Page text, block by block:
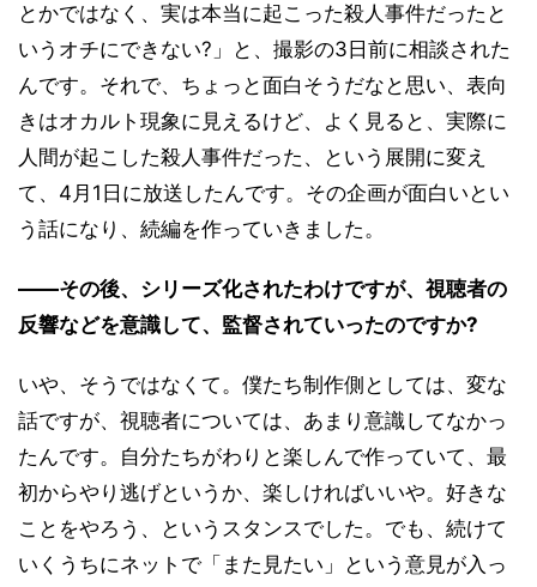
とかではなく、実は本当に起こった殺人事件だったと
いうオチにできない?」と、撮影の3日前に相談された
んです。それで、ちょっと面白そうだなと思い、表向
きはオカルト現象に見えるけど、よく見ると、実際に
人間が起こした殺人事件だった、という展開に変え
て、4月1日に放送したんです。その企画が面白いとい
う話になり、続編を作っていきました。
――その後、シリーズ化されたわけですが、視聴者の
反響などを意識して、監督されていったのですか?
いや、そうではなくて。僕たち制作側としては、変な
話ですが、視聴者については、あまり意識してなかっ
たんです。自分たちがわりと楽しんで作っていて、最
初からやり逃げというか、楽しければいいや。好きな
ことをやろう、というスタンスでした。でも、続けて
いくうちにネットで「また見たい」という意見が入っ